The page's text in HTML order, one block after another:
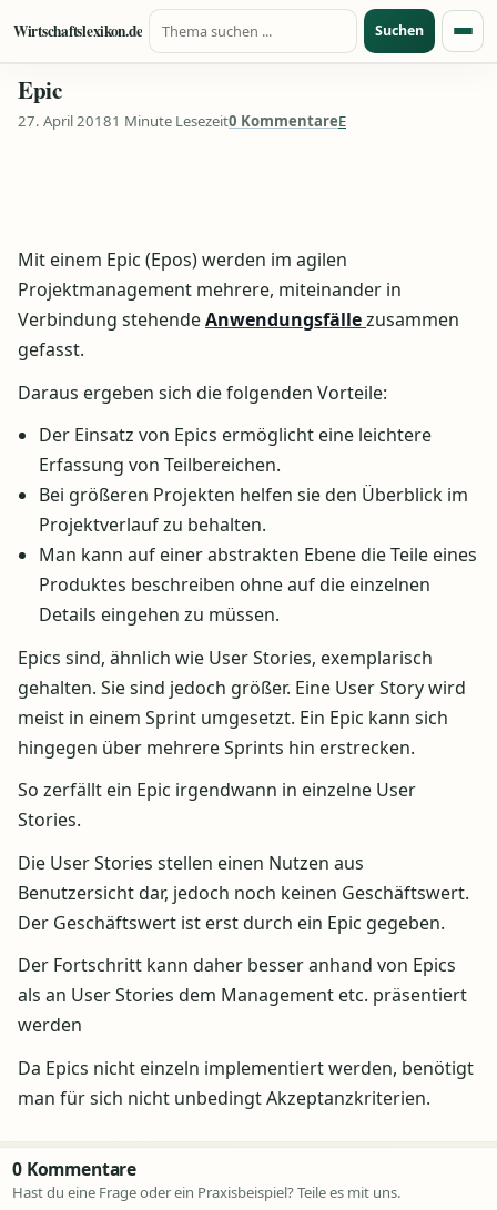
Zum Inhalt springen
Wirtschaftslexikon.de
Suche nach:
Suchen
Epic
27. April 20181 Minute Lesezeit0 KommentareE
Mit einem Epic (Epos) werden im agilen
Projektmanagement mehrere, miteinander in
Verbindung stehendeAnwendungsfällezusammen
gefasst.
Daraus ergeben sich die folgenden Vorteile:
Der Einsatz von Epics ermöglicht eine leichtere
Erfassung von Teilbereichen.
Bei größeren Projekten helfen sie den Überblick im
Projektverlauf zu behalten.
Man kann auf einer abstrakten Ebene die Teile eines
Produktes beschreiben ohne auf die einzelnen
Details eingehen zu müssen.
Epics sind, ähnlich wie User Stories, exemplarisch
gehalten. Sie sind jedoch größer. Eine User Story wird
meist in einem Sprint umgesetzt. Ein Epic kann sich
hingegen über mehrere Sprints hin erstrecken.
So zerfällt ein Epic irgendwann in einzelne User
Stories.
Die User Stories stellen einen Nutzen aus
Benutzersicht dar, jedoch noch keinen Geschäftswert.
Der Geschäftswert ist erst durch ein Epic gegeben.
Der Fortschritt kann daher besser anhand von Epics
als an User Stories dem Management etc. präsentiert
werden
Da Epics nicht einzeln implementiert werden, benötigt
man für sich nicht unbedingt Akzeptanzkriterien.
0 Kommentare
Hast du eine Frage oder ein Praxisbeispiel? Teile es mit uns.